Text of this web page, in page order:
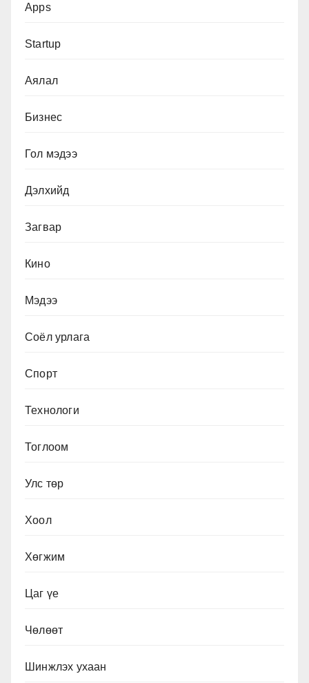
Apps
Startup
Аялал
Бизнес
Гол мэдээ
Дэлхийд
Загвар
Кино
Мэдээ
Соёл урлага
Спорт
Технологи
Тоглоом
Улс төр
Хоол
Хөгжим
Цаг үе
Чөлөөт
Шинжлэх ухаан